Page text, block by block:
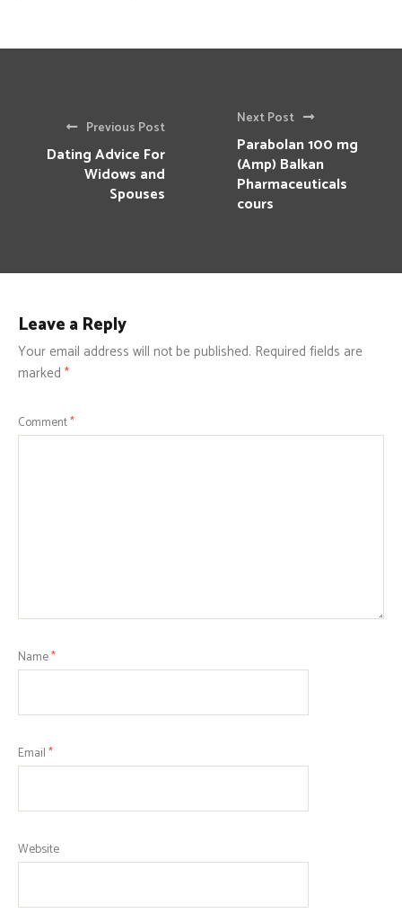
Previous Post
Dating Advice For
Widows and
Spouses
Next Post
Parabolan 100 mg
(Amp) Balkan
Pharmaceuticals
cours
Leave a Reply
Your email address will not be published. Required fields are
marked *
Comment*
Name*
Email*
Website